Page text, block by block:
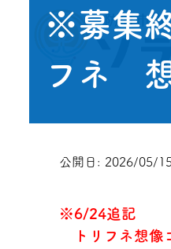
※募集
フネ 想
公開日: 2026/05/
※6/24追記
トリフネ想像